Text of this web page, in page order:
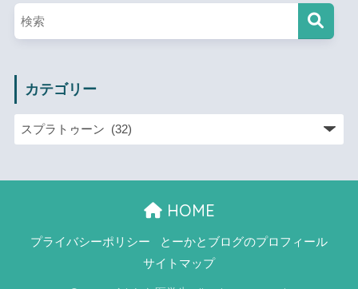
カテゴリー
HOME
プライバシーポリシー
とーかとブログのプロフィール
サイトマップ